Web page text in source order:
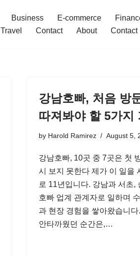
Business E-commerce
Travel Contact About Contact
강남호빠, 처음 방
따져봐야 할 5가지
by Harold Ramirez August 5,
강남호빠, 10곳 중 7곳은 첫
시 보지 못한다 제가 이 일을
로 11년입니다. 강남과 서초,
호빠 업계 관계자로 일하며
과 현장 경험을 쌓아왔습니
안타까웠던 순간은,…